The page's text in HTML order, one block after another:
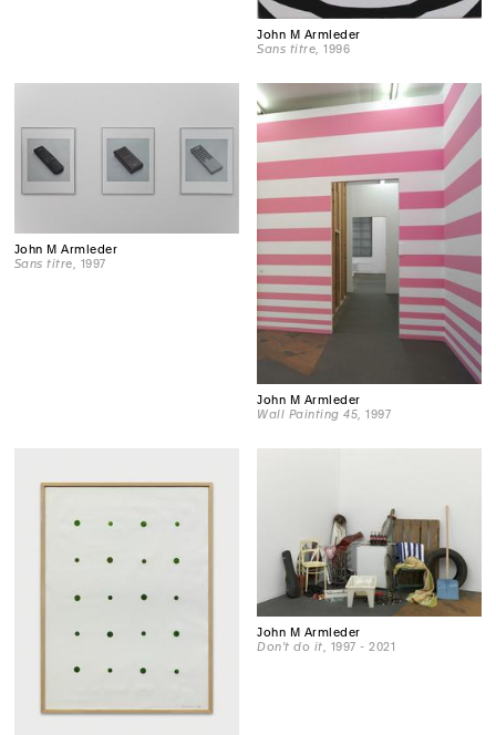
John M Armleder
Sans titre , 1996
John M Armleder
Sans titre , 1997
John M Armleder
Wall Painting 45 , 1997
John M Armleder
Don't do it , 1997 - 2021